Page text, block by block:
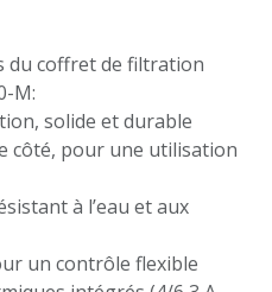
du coffret de filtration
M:
solide et durable
côté, pour une utilisation
à l’eau et aux
un contrôle flexible